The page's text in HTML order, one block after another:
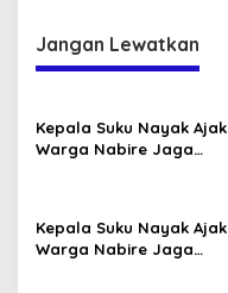
Jangan Lewatkan
Kepala Suku Nayak Ajak
Warga Nabire Jaga
Kepala Suku Nayak Ajak
Warga Nabire Jaga